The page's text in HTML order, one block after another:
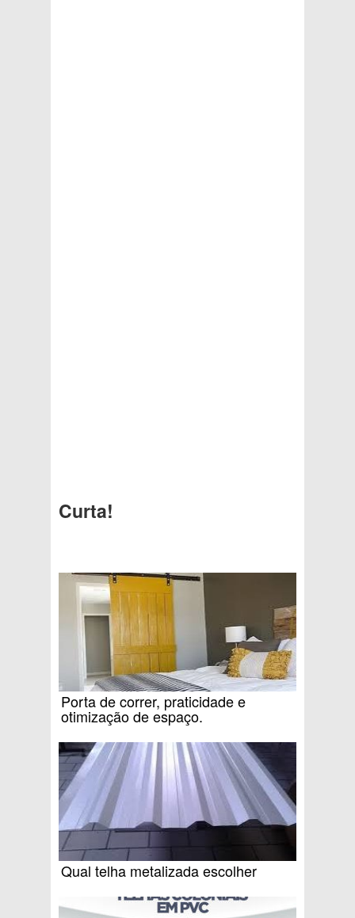
Curta!
Porta de correr, praticidade e
otimização de espaço.
Qual telha metalizada escolher